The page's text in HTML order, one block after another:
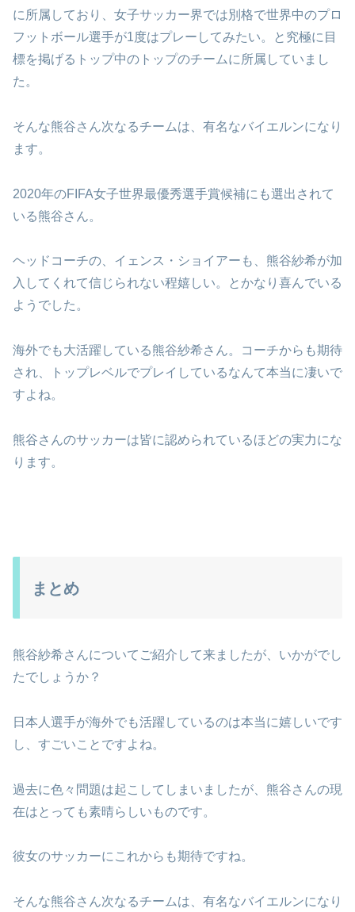
に所属しており、女子サッカー界では別格で世界中のプロ
フットボール選手が1度はプレーしてみたい。と究極に目
標を掲げるトップ中のトップのチームに所属していまし
た。
そんな熊谷さん次なるチームは、有名なバイエルンになり
ます。
2020年のFIFA女子世界最優秀選手賞候補にも選出されて
いる熊谷さん。
ヘッドコーチの、イェンス・ショイアーも、熊谷紗希が加
入してくれて信じられない程嬉しい。とかなり喜んでいる
ようでした。
海外でも大活躍している熊谷紗希さん。コーチからも期待
され、トップレベルでプレイしているなんて本当に凄いで
すよね。
熊谷さんのサッカーは皆に認められているほどの実力にな
ります。
まとめ
熊谷紗希さんについてご紹介して来ましたが、いかがでし
たでしょうか？
日本人選手が海外でも活躍しているのは本当に嬉しいです
し、すごいことですよね。
過去に色々問題は起こしてしまいましたが、熊谷さんの現
在はとっても素晴らしいものです。
彼女のサッカーにこれからも期待ですね。
そんな熊谷さん次なるチームは、有名なバイエルンになり